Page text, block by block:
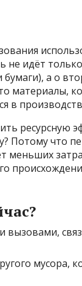
не идёт
а о
материалы,
в
ресурсную
Потому что
меньших
вызовами,
мусора,